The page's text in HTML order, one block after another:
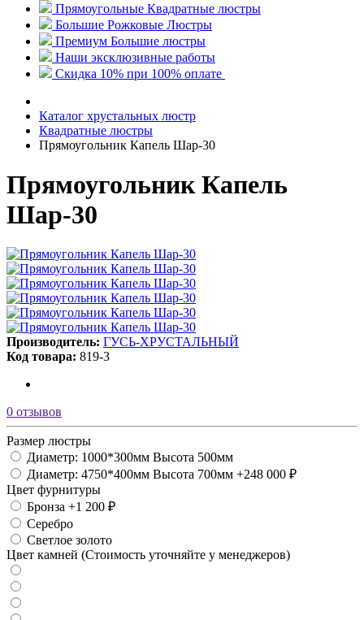
Прямоугольные Квадратные люстры
Большие Рожковые Люстры
Премиум Большие люстры
Наши эксклюзивные работы
Скидка 10% при 100% оплате
Каталог хрустальных люстр
Квадратные люстры
Прямоугольник Капель Шар-30
Прямоугольник Капель
Шар-30
Производитель: ГУСЬ-ХРУСТАЛЬНЫЙ
Код товара: 819-3
0 отзывов
Размер люстры
Диаметр: 1000*300мм Высота 500мм
Диаметр: 4750*400мм Высота 700мм +248 000 ₽
Цвет фурнитуры
Бронза +1 200 ₽
Серебро
Светлое золото
Цвет камней (Стоимость уточняйте у менеджеров)